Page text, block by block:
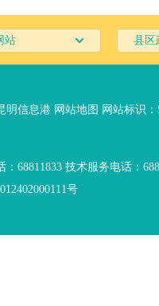
站 县区
明信息港 网站地图 网站标识：
68811833 技术服务电话：
号